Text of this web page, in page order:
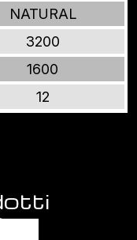
NATURAL
3200
1600
12